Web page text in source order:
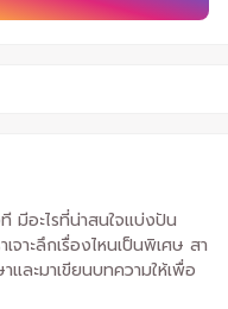
มีอะไรที่น่าสนใจแบ่งปัน
จาะลึกเรื่องไหนเป็นพิเศษ สา
และมาเขียนบทความให้เพื่อ